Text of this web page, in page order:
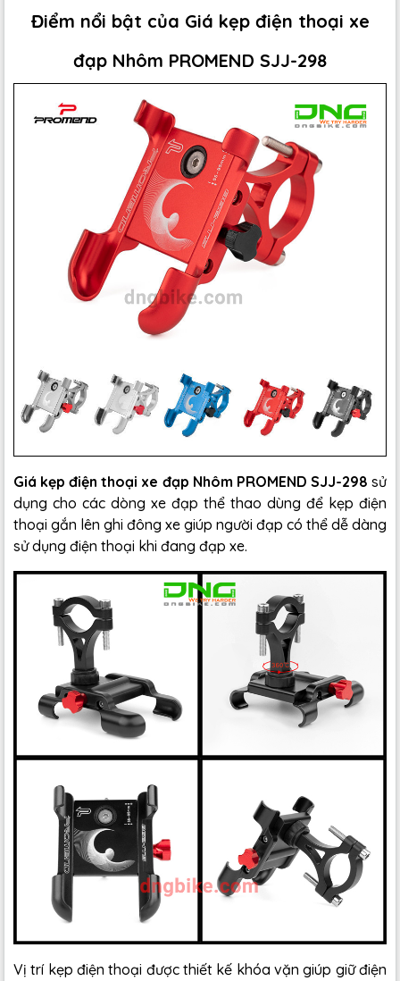
Điểm nổi bật của Giá kẹp điện thoại xe
đạp Nhôm PROMEND SJJ-298
Giá kẹp điện thoại xe đạp Nhôm PROMEND SJJ-298 sử
dụng cho các dòng xe đạp thể thao dùng để kẹp điện
thoại gắn lên ghi đông xe giúp người đạp có thể dễ dàng
sử dụng điện thoại khi đang đạp xe.
Vị trí kẹp điện thoại được thiết kế khóa vặn giúp giữ điện